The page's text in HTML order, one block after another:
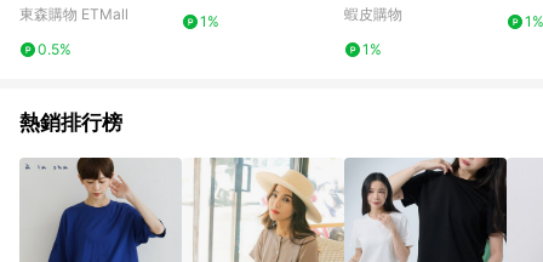
甜辣風顯瘦百搭背心
東森購物 ETMall
0.5%
1%
小皺摺荷葉邊背心 無袖
心 吊帶背心 bratop
蝦皮購物
1%
1%
熱銷排行榜